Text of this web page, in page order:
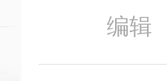
编辑